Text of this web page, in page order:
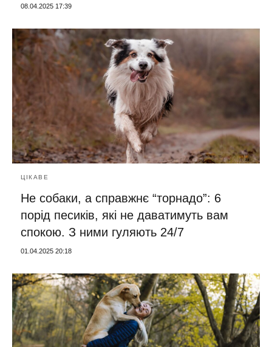
08.04.2025 17:39
ЦІКАВЕ
Не собаки, а справжнє “торнадо”: 6
порід песиків, які не даватимуть вам
спокою. З ними гуляють 24/7
01.04.2025 20:18